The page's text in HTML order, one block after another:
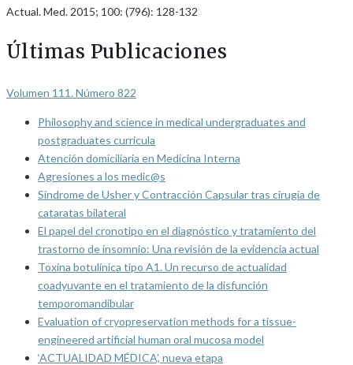
Actual. Med. 2015; 100: (796): 128-132
Últimas Publicaciones
Volumen 111. Número 822
Philosophy and science in medical undergraduates and
postgraduates curricula
Atención domiciliaria en Medicina Interna
Agresiones a los medic@s
Síndrome de Usher y Contracción Capsular tras cirugía de
cataratas bilateral
El papel del cronotipo en el diagnóstico y tratamiento del
trastorno de insomnio: Una revisión de la evidencia actual
Toxina botulínica tipo A1. Un recurso de actualidad
coadyuvante en el tratamiento de la disfunción
temporomandibular
Evaluation of cryopreservation methods for a tissue-
engineered artificial human oral mucosa model
‘ACTUALIDAD MÉDICA’, nueva etapa